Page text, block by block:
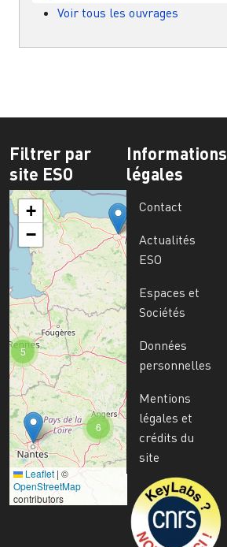
Voir tous les ouvrages
Filtrer par
site ESO
6
5
+
−
Leaflet | ©
OpenStreetMap
contributors
Informations
légales
Contact
Actualités
ESO
Espaces et
Sociétés
Données
personnelles
Mentions
légales et
crédits du
site
Image